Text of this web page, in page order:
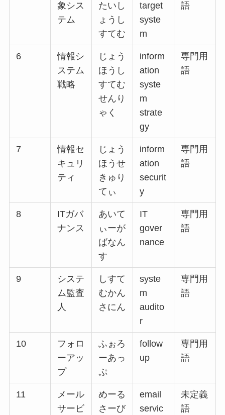
象シス
テム
たいし
ょうし
すてむ
target
syste
m
語
6
情報シ
ステム
戦略
じょう
ほうし
すてむ
せんり
ゃく
inform
ation
syste
m
strate
gy
専門用
語
7
情報セ
キュリ
ティ
じょう
ほうせ
きゅり
てぃ
inform
ation
securit
y
専門用
語
8
ITガバ
ナンス
あいて
ぃーが
ばなん
す
IT
gover
nance
専門用
語
9
システ
ム監査
人
しすて
むかん
さにん
syste
m
audito
r
専門用
語
10
フォロ
ーアッ
プ
ふぉろ
ーあっ
ぷ
follow
up
専門用
語
11
メール
サービ
めーる
さーび
email
servic
未定義
語